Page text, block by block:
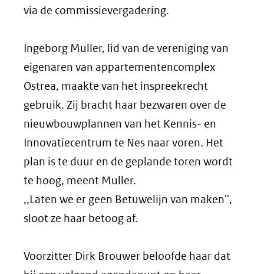
via de commissievergadering.
Ingeborg Muller, lid van de vereniging van
eigenaren van appartementencomplex
Ostrea, maakte van het inspreekrecht
gebruik. Zij bracht haar bezwaren over de
nieuwbouwplannen van het Kennis- en
Innovatiecentrum te Nes naar voren. Het
plan is te duur en de geplande toren wordt
te hoog, meent Muller.
,,Laten we er geen Betuwelijn van maken'',
sloot ze haar betoog af.
Voorzitter Dirk Brouwer beloofde haar dat